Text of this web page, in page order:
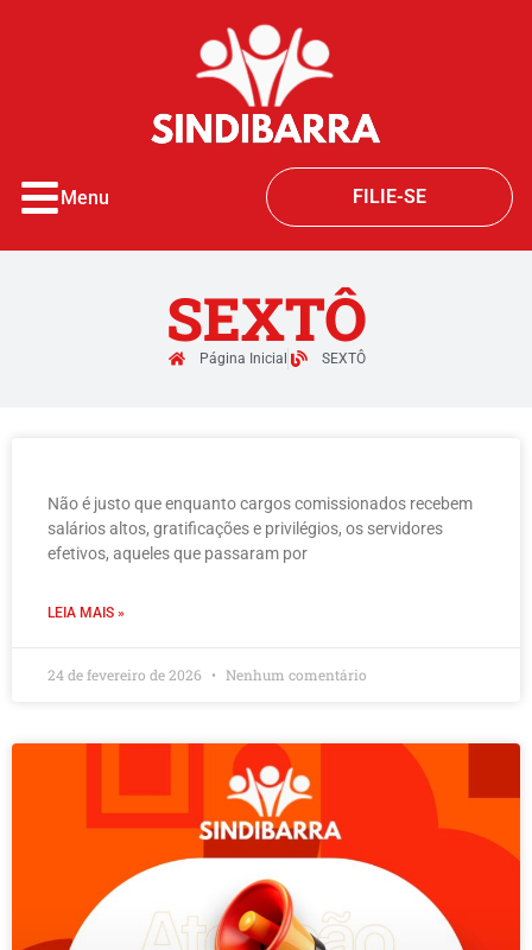
Menu FILIE-SE
SEXTÔ
Página Inicial SEXTÔ
Não é justo que enquanto cargos comissionados recebem
salários altos, gratificações e privilégios, os servidores
efetivos, aqueles que passaram por
LEIA MAIS »
24 de fevereiro de 2026 Nenhum comentário